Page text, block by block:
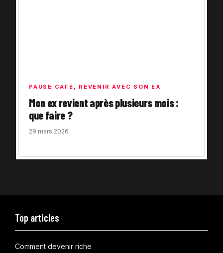
PAUSE CAFÉ , REVENIR AVEC SON EX
Mon ex revient après plusieurs mois :
que faire ?
29 mars 2026
Top articles
Comment devenir riche